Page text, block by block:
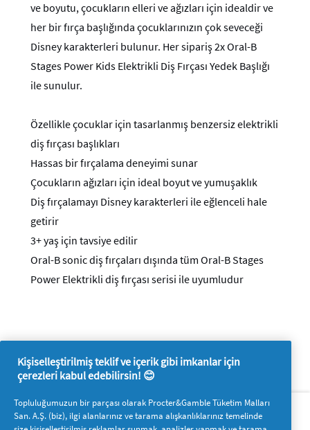
ve boyutu, çocukların elleri ve ağızları için idealdir ve
her bir fırça başlığında çocuklarınızın çok seveceği
Disney karakterleri bulunur. Her sipariş 2x Oral-B
Stages Power Kids Elektrikli Diş Fırçası Yedek Başlığı
ile sunulur.
Özellikle çocuklar için tasarlanmış benzersiz elektrikli
diş fırçası başlıkları
Hassas bir fırçalama deneyimi sunar
Çocukların ağızları için ideal boyut ve yumuşaklık
Diş fırçalamayı Disney karakterleri ile eğlenceli hale
getirir
3+ yaş için tavsiye edilir
Oral-B sonic diş fırçaları dışında tüm Oral-B Stages
Power Elektrikli diş fırçası serisi ile uyumludur
Hakkımızda
P&G'ye ulaşın
Pg.com.tr’yi ziyaret edin
Kişiselleştirilmiş teklif ve içerik gibi imkanlar için
çerezleri kabul edebilirsin! 😊
Topluluğumuzun bir parçası olarak Procter&Gamble Tüketim Malları
San. A.Ş. (biz), ilgi alanlarınız ve tarama alışkanlıklarınız temelinde